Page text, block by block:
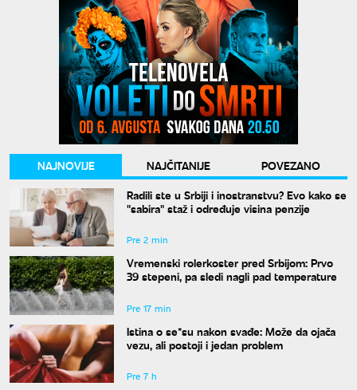
NAJNOVIJE NAJČITANIJE
POVEZANO
Radili ste u Srbiji i inostranstvu? Evo kako se
"sabira" staž i određuje visina penzije
Pre 2 min
Vremenski rolerkoster pred Srbijom: Prvo
39 stepeni, pa sledi nagli pad temperature
Pre 17 min
Istina o se*su nakon svađe: Može da ojača
vezu, ali postoji i jedan problem
Pre 7 h